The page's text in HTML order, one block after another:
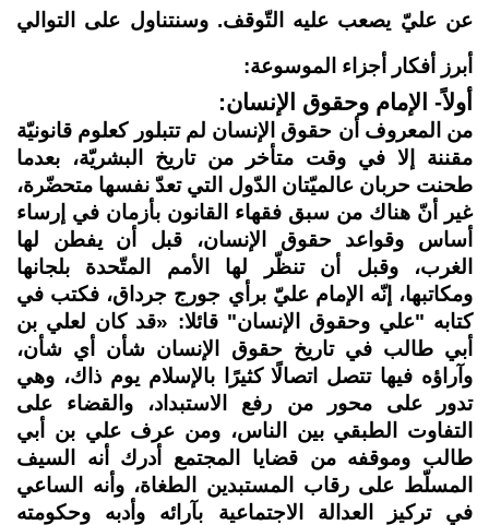
عن عليّ يصعب عليه التّوقف. وسنتناول على التوالي
أبرز أفكار أجزاء الموسوعة:
أولاً- الإمام وحقوق الإنسان:
من المعروف أن حقوق الإنسان لم تتبلور كعلوم قانونيّة
مقننة إلا في وقت متأخر من تاريخ البشريّة، بعدما
طحنت حربان عالميّتان الدّول التي تعدّ نفسها متحضّرة،
غير أنّ هناك من سبق فقهاء القانون بأزمان في إرساء
أساس وقواعد حقوق الإنسان، قبل أن يفطن لها
الغرب، وقبل أن تنظّر لها الأمم المتّحدة بلجانها
ومكاتبها، إنّه الإمام عليّ برأي جورج جرداق، فكتب في
كتابه "علي وحقوق الإنسان" قائلا: «قد كان لعلي بن
أبي طالب في تاريخ حقوق الإنسان شأن أي شأن،
وآراؤه فيها تتصل اتصالًا كثيرًا بالإسلام يوم ذاك، وهي
تدور على محور من رفع الاستبداد، والقضاء على
التفاوت الطبقي بين الناس، ومن عرف علي بن أبي
طالب وموقفه من قضايا المجتمع أدرك أنه السيف
المسلّط على رقاب المستبدين الطغاة، وأنه الساعي
في تركيز العدالة الاجتماعية بآرائه وأدبه وحكومته